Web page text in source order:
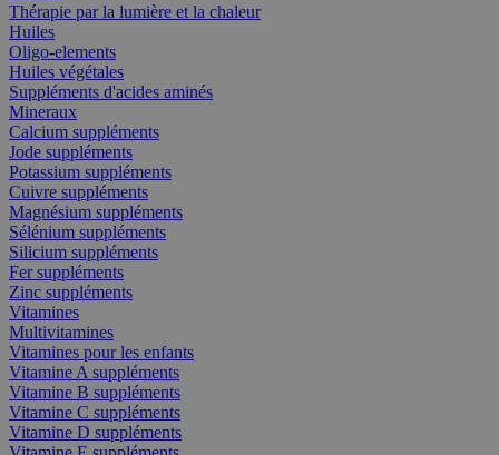
Thérapie par la lumière et la chaleur
Huiles
Oligo-elements
Huiles végétales
Suppléments d'acides aminés
Mineraux
Calcium suppléments
Jode suppléments
Potassium suppléments
Cuivre suppléments
Magnésium suppléments
Sélénium suppléments
Silicium suppléments
Fer suppléments
Zinc suppléments
Vitamines
Multivitamines
Vitamines pour les enfants
Vitamine A suppléments
Vitamine B suppléments
Vitamine C suppléments
Vitamine D suppléments